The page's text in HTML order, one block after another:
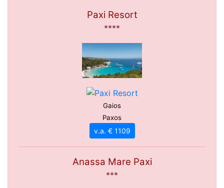
Paxi Resort
****
Gaios
Paxos
v.a. € 1109
Anassa Mare Paxi
***